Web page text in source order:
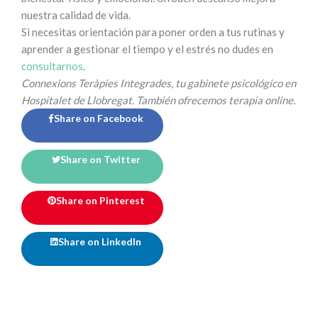
nuestra calidad de vida.
Si necesitas orientación para poner orden a tus rutinas y
aprender a gestionar el tiempo y el estrés no dudes en
consultarnos.
Connexions Teràpies Integrades, tu gabinete psicológico en
Hospitalet de Llobregat. También ofrecemos terapia online.
Share on Facebook
Share on Twitter
Share on Pinterest
Share on LinkedIn